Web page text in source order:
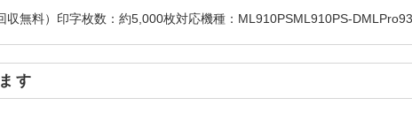
無料）印字枚数：約5,000枚対応機種：ML910PSML910PS-
す